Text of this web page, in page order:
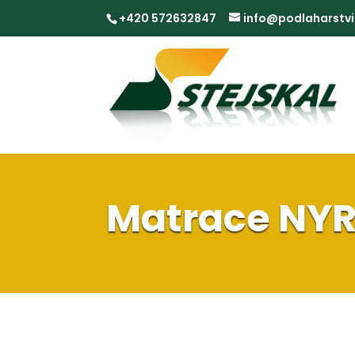
+420 572632847
Matrace